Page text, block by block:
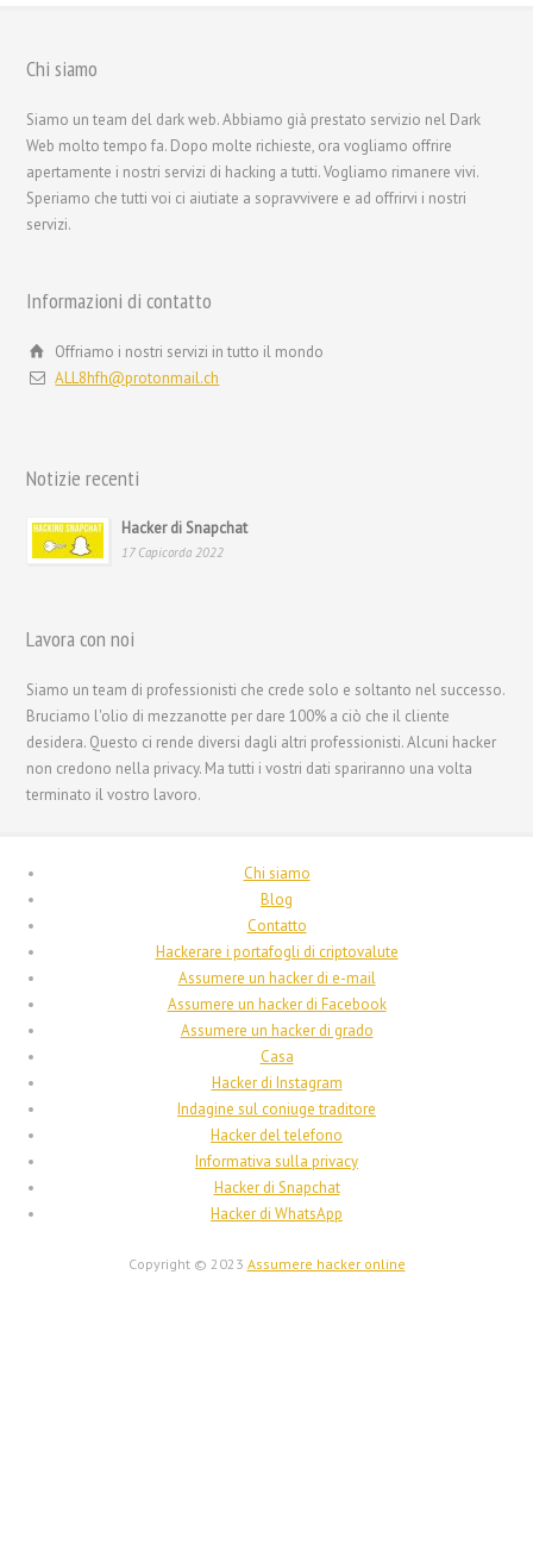
Chi siamo
Siamo un team del dark web. Abbiamo già prestato servizio nel Dark
Web molto tempo fa. Dopo molte richieste, ora vogliamo offrire
apertamente i nostri servizi di hacking a tutti. Vogliamo rimanere vivi.
Speriamo che tutti voi ci aiutiate a sopravvivere e ad offrirvi i nostri
servizi.
Informazioni di contatto
Offriamo i nostri servizi in tutto il mondo
ALL8hfh@protonmail.ch
Notizie recenti
Hacker di Snapchat
17 Capicorda 2022
Lavora con noi
Siamo un team di professionisti che crede solo e soltanto nel successo.
Bruciamo l'olio di mezzanotte per dare 100% a ciò che il cliente
desidera. Questo ci rende diversi dagli altri professionisti. Alcuni hacker
non credono nella privacy. Ma tutti i vostri dati spariranno una volta
terminato il vostro lavoro.
Chi siamo
Blog
Contatto
Hackerare i portafogli di criptovalute
Assumere un hacker di e-mail
Assumere un hacker di Facebook
Assumere un hacker di grado
Casa
Hacker di Instagram
Indagine sul coniuge traditore
Hacker del telefono
Informativa sulla privacy
Hacker di Snapchat
Hacker di WhatsApp
Copyright © 2023 Assumere hacker online
Español
Suomi
Français
Français du Canada
Français de Belgique
עִבְרִית
Hrvatski
Magyar
日本語
한국어
Nederlands (België)
Polski
Português